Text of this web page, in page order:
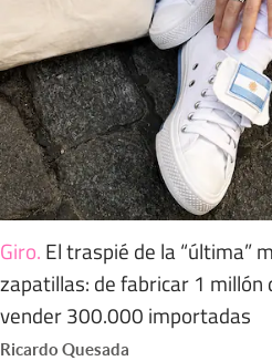
Giro. El traspié de la “última”
zapatillas: de fabricar 1 millón
vender 300.000 importadas
Ricardo Quesada